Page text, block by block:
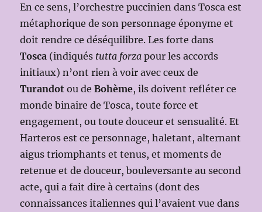
En ce sens, l’orchestre puccinien dans Tosca est
métaphorique de son personnage éponyme et
doit rendre ce déséquilibre. Les forte dans
Tosca (indiqués tutta forza pour les accords
initiaux) n’ont rien à voir avec ceux de
Turandot ou deBohème, ils doivent refléter ce
monde binaire de Tosca, toute force et
engagement, ou toute douceur et sensualité. Et
Harteros est ce personnage, haletant, alternant
aigus triomphants et tenus, et moments de
retenue et de douceur, bouleversante au second
acte, qui a fait dire à certains (dont des
connaissances italiennes qui l’avaient vue dans